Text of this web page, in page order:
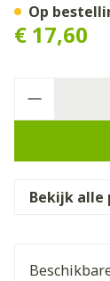
€ 17,60
Op
Bekijk alle